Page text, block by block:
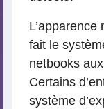
fait le
netbooks
Certains
système